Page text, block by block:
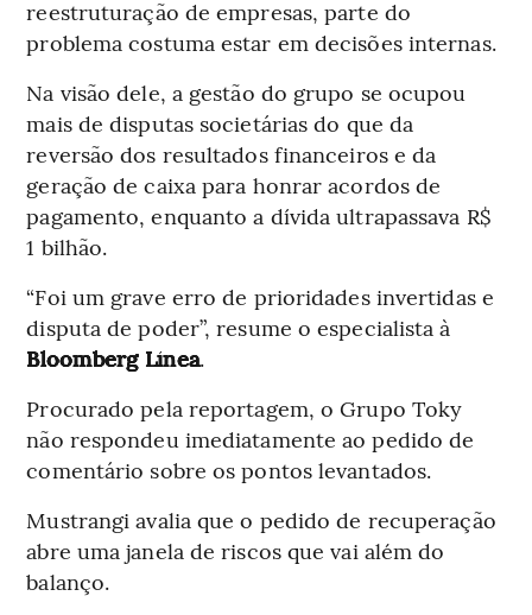
reestruturação de empresas, parte do
problema costuma estar em decisões internas.
Na visão dele, a gestão do grupo se ocupou
mais de disputas societárias do que da
reversão dos resultados financeiros e da
geração de caixa para honrar acordos de
pagamento, enquanto a dívida ultrapassava R$
1 bilhão.
“Foi um grave erro de prioridades invertidas e
disputa de poder”, resume o especialista à
Bloomberg Línea.
Procurado pela reportagem, o Grupo Toky
não respondeu imediatamente ao pedido de
comentário sobre os pontos levantados.
Mustrangi avalia que o pedido de recuperação
abre uma janela de riscos que vai além do
balanço.